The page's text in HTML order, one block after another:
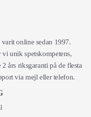
online sedan 1997.
unik spetskompetens,
års riksgaranti på de flesta
via mejl eller telefon.